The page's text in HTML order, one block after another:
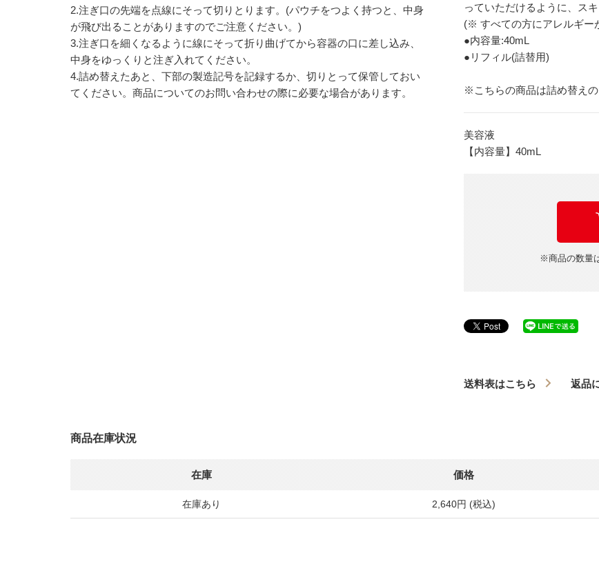
2.注ぎ口の先端を点線にそって切りとります。(パウチをつよく持つと、中身
が飛び出ることがありますのでご注意ください。)
3.注ぎ口を細くなるように線にそって折り曲げてから容器の口に差し込み、
中身をゆっくりと注ぎ入れてください。
4.詰め替えたあと、下部の製造記号を記録するか、切りとって保管しておい
てください。商品についてのお問い合わせの際に必要な場合があります。
っていただけるように、ス
(※ すべての方にアレルギー
●内容量:40mL
●リフィル(詰替用)
※こちらの商品は詰め替えの
美容液
【内容量】40mL
※商品の数量
送料表はこちら 返品
商品在庫状況
在庫 価格
在庫あり 2,640円 (税込)